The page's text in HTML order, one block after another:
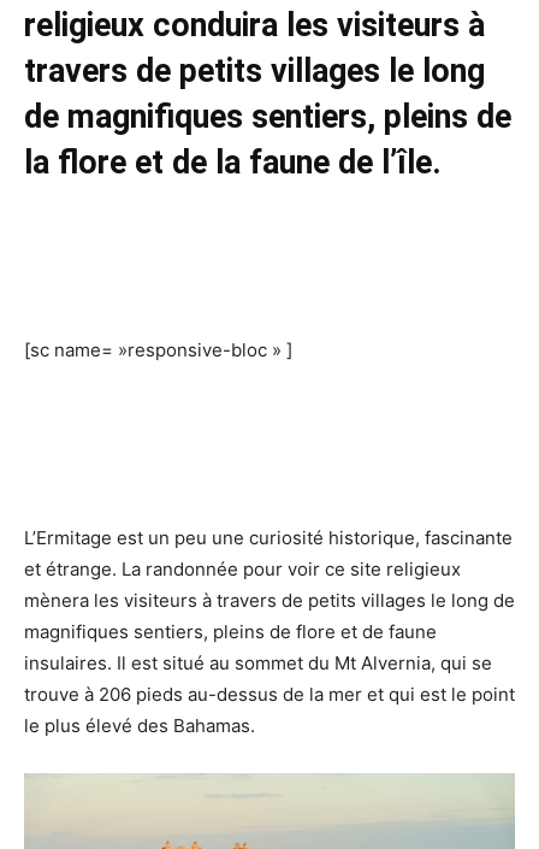
religieux conduira les visiteurs à
travers de petits villages le long
de magnifiques sentiers, pleins de
la flore et de la faune de l’île.
[sc name= »responsive-bloc » ]
L’Ermitage est un peu une curiosité historique, fascinante
et étrange. La randonnée pour voir ce site religieux
mènera les visiteurs à travers de petits villages le long de
magnifiques sentiers, pleins de flore et de faune
insulaires. Il est situé au sommet du Mt Alvernia, qui se
trouve à 206 pieds au-dessus de la mer et qui est le point
le plus élevé des Bahamas.